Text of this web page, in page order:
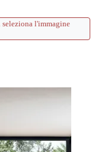
l'immagine